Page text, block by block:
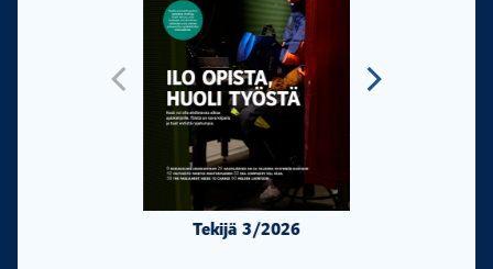
Tekijä 3/2026